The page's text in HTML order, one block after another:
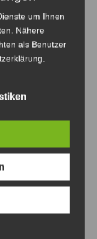
Museum
um Ihnen
Nähere
als Benutzer